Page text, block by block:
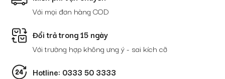
Với mọi đơn hàng COD
Đổi trả trong 15 ngày
Với trường hợp không ưng ý - sai kích cỡ
Hotline: 0333 50 3333